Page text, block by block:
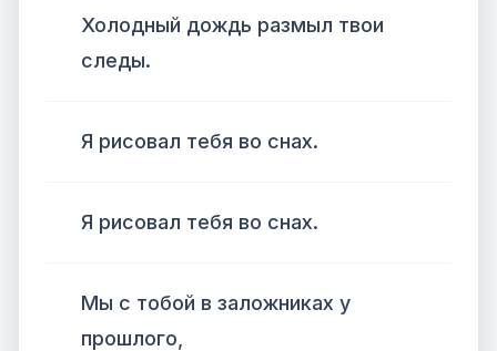
Холодный дождь размыл твои
следы.
Я рисовал тебя во снах.
Я рисовал тебя во снах.
Мы с тобой в заложниках у
прошлого,